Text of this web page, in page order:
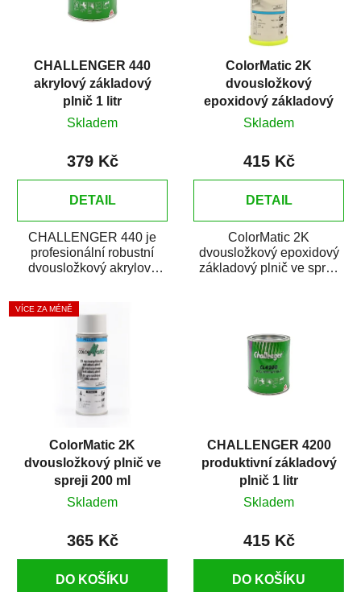
CHALLENGER 440
akrylový základový
plnič 1 litr
Skladem
379 Kč
DETAIL
CHALLENGER 440 je
profesionální robustní
dvousložkový akrylový
Je univerzálně...
ColorMatic 2K
dvousložkový
epoxidový základový
plnič ve spreji 200 ml
Skladem
415 Kč
DETAIL
ColorMatic 2K
dvousložkový epoxidový
základový plnič ve spreji
VÍCE ZA MÉNĚ
ColorMatic 2K
dvousložkový plnič ve
spreji 200 ml
Skladem
365 Kč
DO KOŠÍKU
CHALLENGER 4200
produktivní základový
plnič 1 litr
Skladem
415 Kč
DO KOŠÍKU